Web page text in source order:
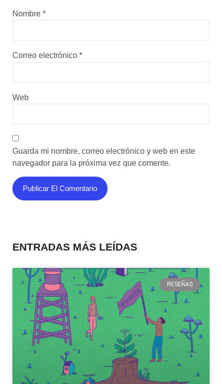
Nombre *
Correo electrónico *
Web
Guarda mi nombre, correo electrónico y web en este
navegador para la próxima vez que comente.
ENTRADAS MÁS LEÍDAS
RESEÑAS